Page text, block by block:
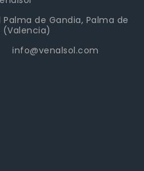
Palma de Gandia, Palma de
(Valencia)
info@venalsol.com